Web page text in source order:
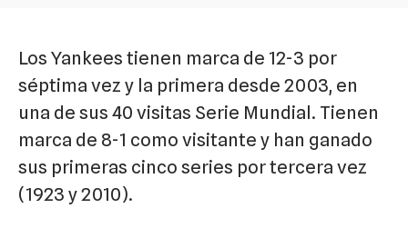
Los Yankees tienen marca de 12-3 por
séptima vez y la primera desde 2003, en
una de sus 40 visitas Serie Mundial. Tienen
marca de 8-1 como visitante y han ganado
sus primeras cinco series por tercera vez
(1923 y 2010).